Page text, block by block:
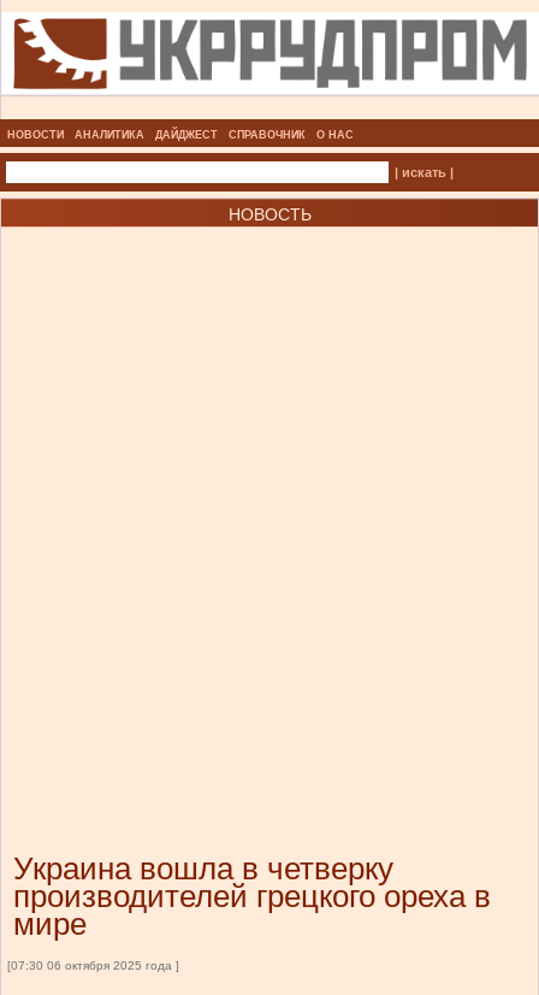
НОВОСТИ АНАЛИТИКА ДАЙДЖЕСТ СПРАВОЧНИК О НАС
| искать |
НОВОСТЬ
Украина вошла в четверку
производителей грецкого ореха в
мире
[07:30 06 октября 2025 года ]